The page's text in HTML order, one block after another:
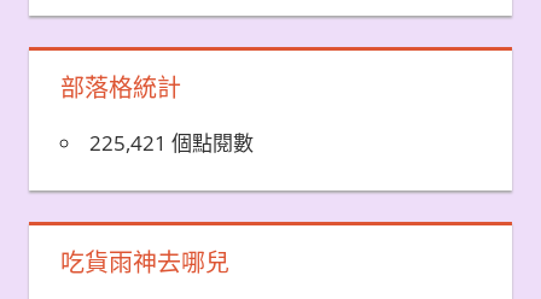
部落格統計
225,421 個點閱數
吃貨雨神去哪兒